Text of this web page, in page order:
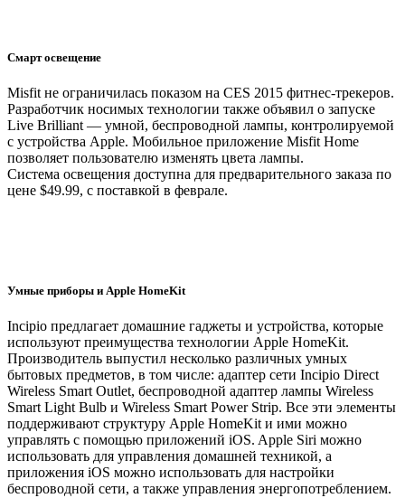
Смарт освещение
Misfit не ограничилась показом на CES 2015 фитнес-трекеров.
Разработчик носимых технологии также объявил о запуске
Live Brilliant — умной, беспроводной лампы, контролируемой
с устройства Apple. Мобильное приложение Misfit Home
позволяет пользователю изменять цвета лампы.
Система освещения доступна для предварительного заказа по
цене $49.99, с поставкой в феврале.
Умные приборы и Apple HomeKit
Incipio предлагает домашние гаджеты и устройства, которые
используют преимущества технологии Apple HomeKit.
Производитель выпустил несколько различных умных
бытовых предметов, в том числе: адаптер сети Incipio Direct
Wireless Smart Outlet, беспроводной адаптер лампы Wireless
Smart Light Bulb и Wireless Smart Power Strip. Все эти элементы
поддерживают структуру Apple HomeKit и ими можно
управлять с помощью приложений iOS. Apple Siri можно
использовать для управления домашней техникой, а
приложения iOS можно использовать для настройки
беспроводной сети, а также управления энергопотреблением.